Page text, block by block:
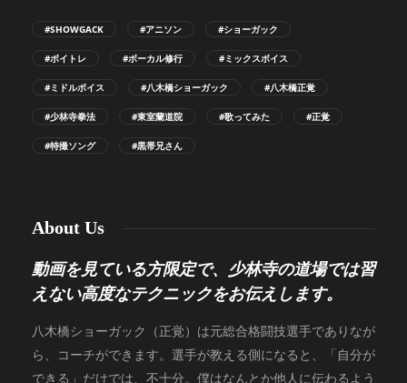
#SHOWGACK #アニソン #ショーガック
#ボイトレ #ボーカル修行 #ミックスボイス
#ミドルボイス #八木橋ショーガック #八木橋正覚
#少林寺拳法 #東室蘭道院 #歌ってみた #正覚
#特撮ソング #黒帯兄さん
About Us
動画を見ている方限定で、少林寺の道場では習
えない高度なテクニックをお伝えします。
八木橋ショーガック（正覚）は元総合格闘技選手でありなが
ら、コーチができます。選手が教える側になると、「自分が
できる」だけでは、不十分。僕はなんとか他人に伝わるよう